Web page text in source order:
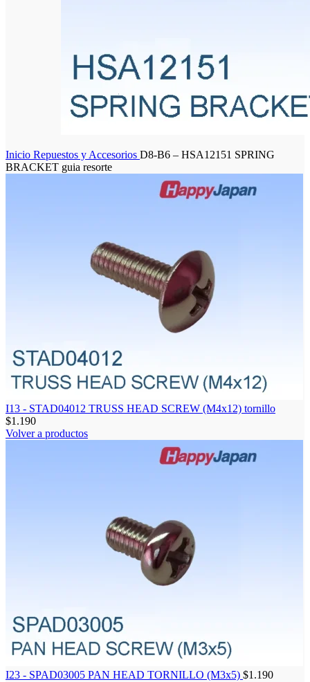
Inicio Repuestos y Accesorios D8-B6 – HSA12151 SPRING
BRACKET guia resorte
I13 - STAD04012 TRUSS HEAD SCREW (M4x12) tornillo
$1.190
Volver a productos
I23 - SPAD03005 PAN HEAD TORNILLO (M3x5) $1.190